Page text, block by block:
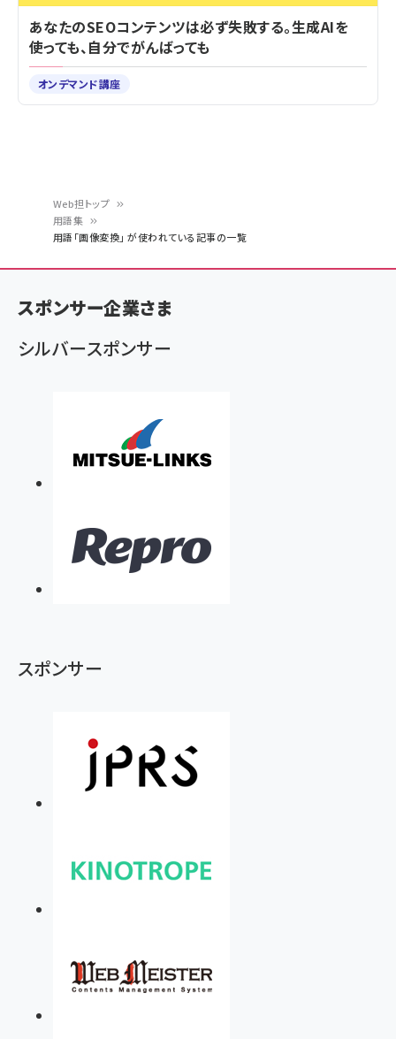
ン
く
ず
Web担トップ
用語集
用語「画像変換」 が使われている記事の一覧
あなたのSEOコンテンツは必ず失敗する。生成AIを
使っても、自分でがんばっても
オンデマンド講座
スポンサー企業さま
シルバースポンサー
スポンサー